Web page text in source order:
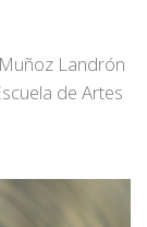
Landrón
de Artes